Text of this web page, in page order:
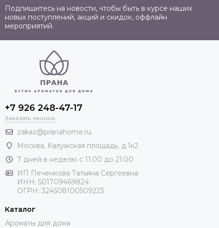
Подпишитесь на новости, чтобы быть в курсе наших
новых поступлений, акций и скидок, оффлайн
мероприятий.
+7 926 248-47-17
Заказать звонок
zakaz@pranahome.ru
Москва, Калужская площадь, д.1к2
7 дней в неделю с 11:00 до 21:00
ИП Печенкова Татьяна Сергеевна
ИНН: 501709469824
ОГРН: 324508100509223
Каталог
Ароматы для дома